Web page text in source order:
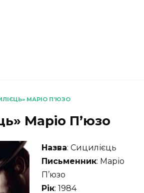
МАРІО П’ЮЗО
Маріо П’юзо
Назва: Сицилієць
Письменник: Маріо
П’юзо
Рік: 1984